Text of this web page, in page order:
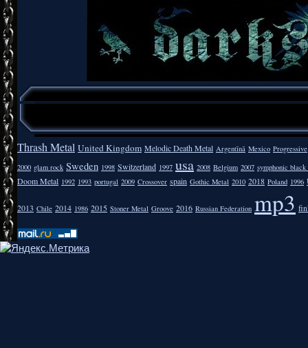
Thrash Metal United Kingdom Melodic Death Metal Argentīnā Mexico Progressive
2000 glam rock Sweden 1998 Switzerland 1997 usa 2008 Belgium 2007 symphonic
Doom Metal 1992 1993 portugal 2009 Crossover spain Gothic Metal 2010 2018 Poland 1996
2013 Chile 2014 1986 2015 Stoner Metal Groove 2016 Russian Federation mp3